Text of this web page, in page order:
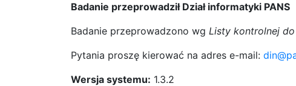
Badanie przeprowadził Dział informatyki PANS
Badanie przeprowadzono wg Listy kontrolnej
Pytania proszę kierować na adres e-mail:
Wersja systemu: 1.3.2